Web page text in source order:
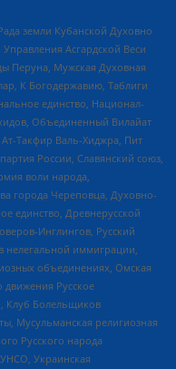
земли Кубанской Духовно
Асгардской Веси
Перуна, Мужская Духовная
К Богодержавию, Таблиги
единство, Национал-
Объединенный Вилайат
Такфир Валь-Хиджра, Пит
России, Славянский союз,
воли народа,
города Череповца, Духовно-
единство, Древнерусской
Инглингов, Русский
иммиграции,
объединениях, Омская
движения Русское
Клуб Болельщиков
Мусульманская религиозная
Русского народа
Украинская